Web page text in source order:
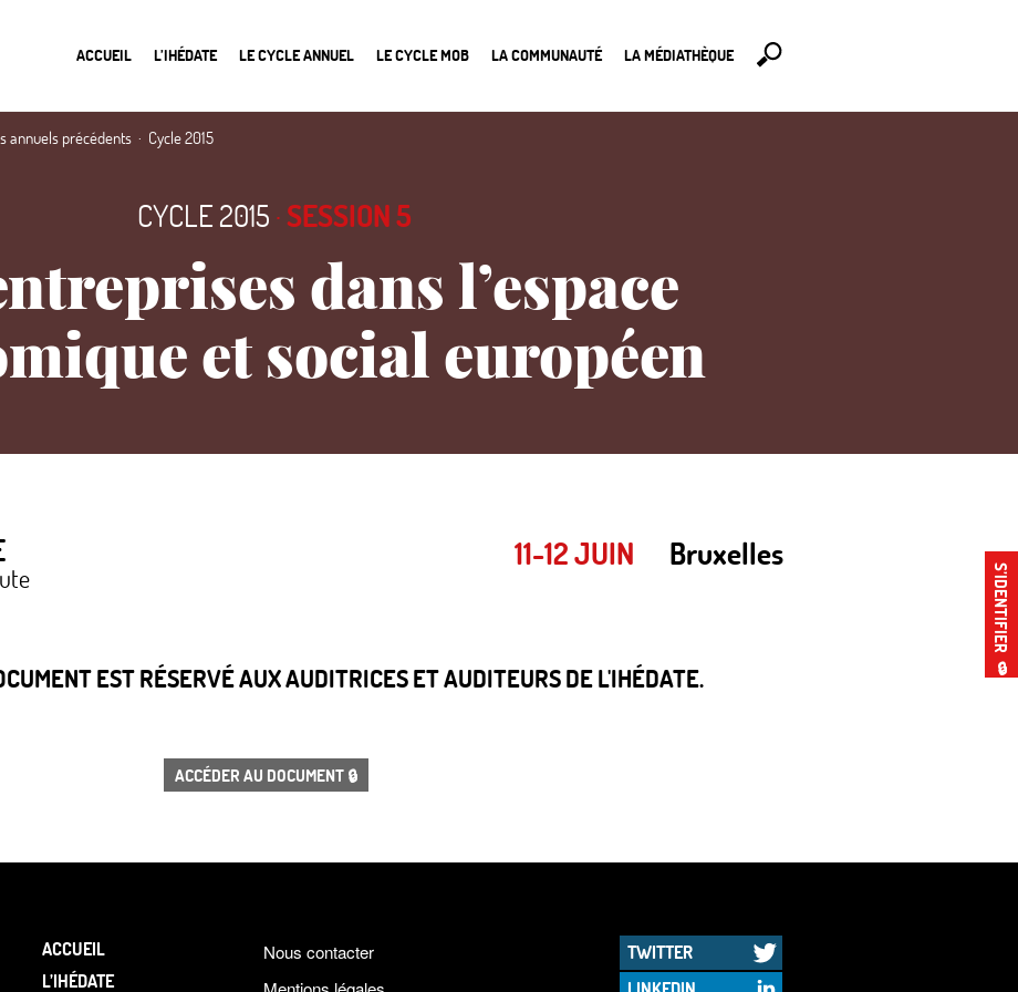
ACCUEIL L’IHÉDATE LE CYCLE ANNUEL LE CYCLE MOB LA COMMUNAUTÉ LA MÉDIATHÈQUE
S’IDENTIFIER
🔒
annuels précédents Cycle 2015
CYCLE 2015 ·SESSION 5
dans l’espace
et social européen
11-12 JUIN Bruxelles
EST RÉSERVÉ AUX AUDITRICES ET AUDITEURS DE L'IHÉDATE.
ACCÉDER AU DOCUMENT 🔒
ACCUEIL
L’IHÉDATE
Nous contacter
TWITTER